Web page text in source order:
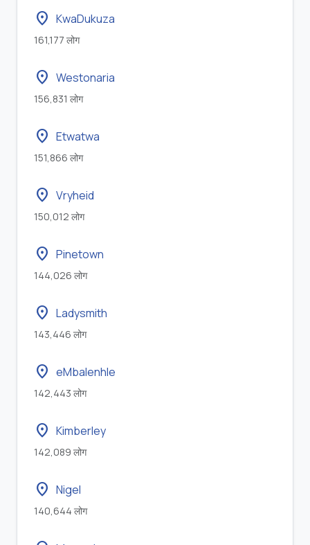
location_on KwaDukuza
161,177 लोग
location_on Westonaria
156,831 लोग
location_on Etwatwa
151,866 लोग
location_on Vryheid
150,012 लोग
location_on Pinetown
144,026 लोग
location_on Ladysmith
143,446 लोग
location_on eMbalenhle
142,443 लोग
location_on Kimberley
142,089 लोग
location_on Nigel
140,644 लोग